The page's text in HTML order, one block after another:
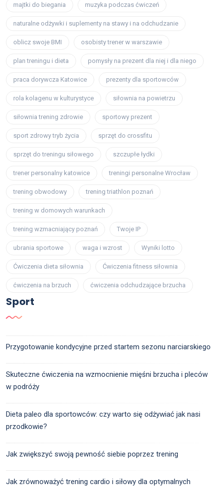
majtki do biegania muzyka podczas ćwiczeń
naturalne odżywki i suplementy na stawy i na odchudzanie
oblicz swoje BMI osobisty trener w warszawie
plan treningu i dieta pomysły na prezent dla niej i dla niego
praca dorywcza Katowice prezenty dla sportowców
rola kolagenu w kulturystyce siłownia na powietrzu
siłownia trening zdrowie sportowy prezent
sport zdrowy tryb życia sprzęt do crossfitu
sprzęt do treningu siłowego szczupłe łydki
trener personalny katowice treningi personalne Wrocław
trening obwodowy trening triathlon poznań
trening w domowych warunkach
trening wzmacniający poznań Twoje IP
ubrania sportowe waga i wzrost Wyniki lotto
Ćwiczenia dieta siłownia Ćwiczenia fitness siłownia
ćwiczenia na brzuch ćwiczenia odchudzające brzucha
Sport
Przygotowanie kondycyjne przed startem sezonu narciarskiego
Skuteczne ćwiczenia na wzmocnienie mięśni brzucha i pleców
w podróży
Dieta paleo dla sportowców: czy warto się odżywiać jak nasi
przodkowie?
Jak zwiększyć swoją pewność siebie poprzez trening
Jak zrównoważyć trening cardio i siłowy dla optymalnych